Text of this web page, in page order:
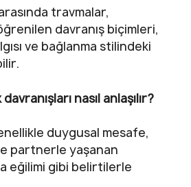
travmalar,
davranış biçimleri,
ve bağlanma stilindeki
nasıl anlaşılır?
duygusal mesafe,
partnerle yaşanan
eğilimi gibi belirtilerle